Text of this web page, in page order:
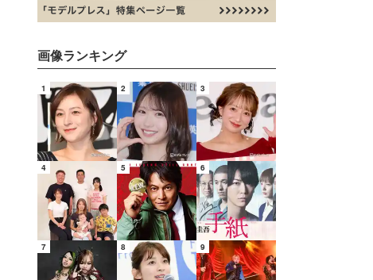
画像ランキング
1 2 3
4 5 6
7 8 9